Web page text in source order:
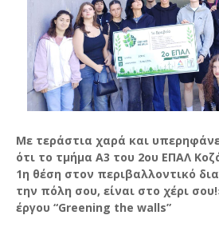
Με τεράστια χαρά και
ότι το τμήμα Α3 του 2ου ΕΠΑΛ
1η θέση στον περιβαλλοντικό
την πόλη σου, είναι στο χέρι
έργου “Greening the walls”